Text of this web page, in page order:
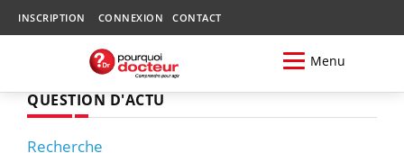
INSCRIPTION CONNEXION CONTACT
Menu
QUESTION D'ACTU
Recherche